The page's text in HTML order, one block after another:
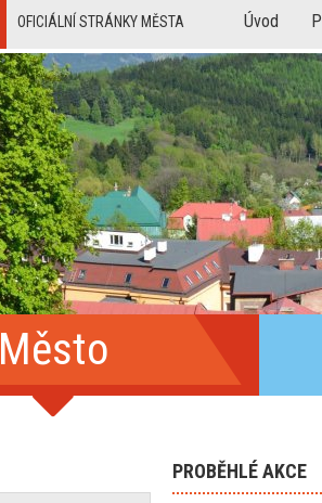
OFICIÁLNÍ STRÁNKY MĚSTA Úvod
Město
PROBĚHLÉ AKCE